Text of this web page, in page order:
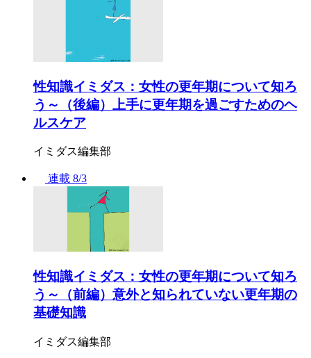
性知識イミダス：女性の更年期について知ろ
う～（後編）上手に更年期を過ごすためのヘ
ルスケア
イミダス編集部
連載 8/3
性知識イミダス：女性の更年期について知ろ
う～（前編）意外と知られていない更年期の
基礎知識
イミダス編集部